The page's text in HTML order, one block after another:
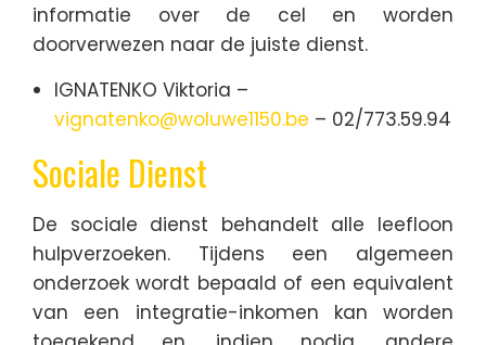
informatie over de cel en worden
doorverwezen naar de juiste dienst.
IGNATENKO Viktoria –
vignatenko@woluwe1150.be – 02/773.59.94
Sociale Dienst
De sociale dienst behandelt alle leefloon
hulpverzoeken. Tijdens een algemeen
onderzoek wordt bepaald of een equivalent
van een integratie-inkomen kan worden